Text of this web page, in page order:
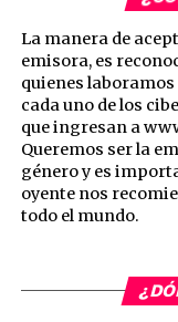
La manera de
emisora, es
quienes
cada uno de los
que ingresan a
Queremos ser la
género y es
oyente nos
todo el mundo.